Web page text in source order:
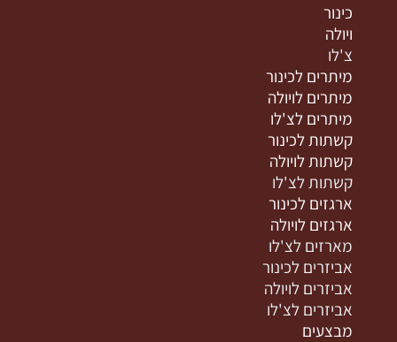
כינור
ויולה
צ'לו
מיתרים לכינור
מיתרים לויולה
מיתרים לצ'לו
קשתות לכינור
קשתות לויולה
קשתות לצ'לו
ארגזים לכינור
ארגזים לויולה
מארזים לצ'לו
אביזרים לכינור
אביזרים לויולה
אביזרים לצ'לו
מבצעים